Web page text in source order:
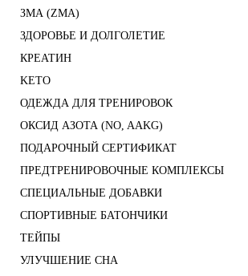
ЗМА (ZMA)
ЗДОРОВЬЕ И ДОЛГОЛЕТИЕ
КРЕАТИН
KETO
ОДЕЖДА ДЛЯ ТРЕНИРОВОК
ОКСИД АЗОТА (NO, AAKG)
ПОДАРОЧНЫЙ СЕРТИФИКАТ
ПРЕДТРЕНИРОВОЧНЫЕ КОМПЛЕКСЫ
СПЕЦИАЛЬНЫЕ ДОБАВКИ
СПОРТИВНЫЕ БАТОНЧИКИ
ТЕЙПЫ
УЛУЧШЕНИЕ СНА